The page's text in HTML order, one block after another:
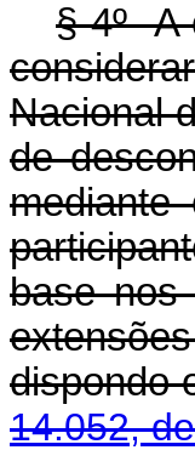
§ 4º A
Nacional
de
mediante
base nos
14.052,